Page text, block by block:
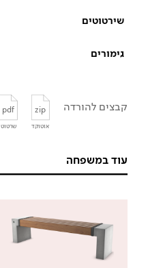
שירטוטים
גימורים
קבצים להורדה zip
אוטוקד
pdf
שרטוט
עוד במשפחה